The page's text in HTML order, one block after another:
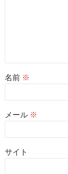
名前 ※
メール ※
サイト